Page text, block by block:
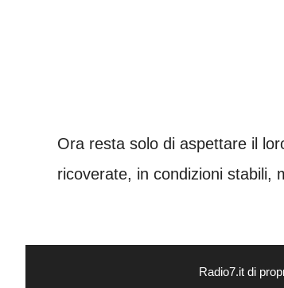
Ora resta solo di aspettare il
ricoverate, in condizioni stabili,
Radio7.it di